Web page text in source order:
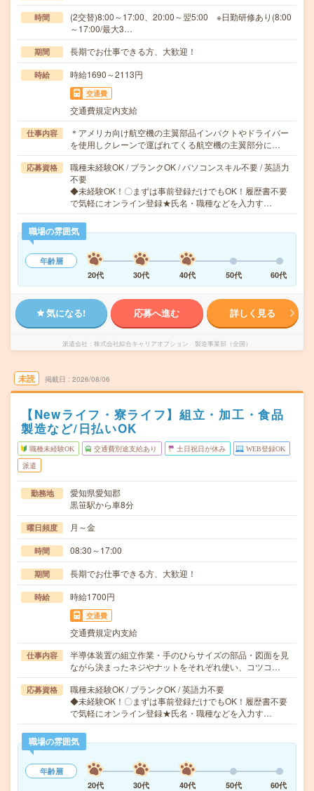
時間
(2交替)8:00～17:00、20:00～翌5:00 ※日勤研修あり(8:00
～17:00/最大3…
期間 長期でお仕事できる方、大歓迎！
時給 時給1690～2113円
交通費
交通費規定内支給
仕事内容
＊アメリカ向け航空機の主翼部品インパクトやドライバー
を使用しクレーンで運ばれてくる航空機の主翼部分に…
応募資格
職種未経験OK / ブランクOK / パソコンスキル不要 / 英語力
不要
◆未経験OK！〇まずは事前登録だけでもOK！履歴書不要
で気軽にオンライン登録★氏名・職種などを入力す…
職場の雰囲気
年齢層
20代
30代 40代 50代 60代
気になる! 応募へ進む 詳しく見る
派遣会社 株式会社綜合キャリアオプション 製造事業部（全国）
未読 掲載日 2026/08/06
【Newライフ・寮ライフ】組立・加工・食品
製造など/日払いOK
職種未経験OK 交通費別途支給あり 土日祝日が休み WEB登録OK
派遣
勤務地
愛知県愛知郡
黒笹駅から車8分
曜日頻度 月～金
時間 08:30～17:00
期間 長期でお仕事できる方、大歓迎！
時給 時給1700円
交通費
交通費規定内支給
仕事内容
半導体装置の組立作業・手のひらサイズの部品・図面を見
ながら決まったネジやナットをそれぞれ使い、コツコ…
応募資格
職種未経験OK / ブランクOK / 英語力不要
◆未経験OK！〇まずは事前登録だけでもOK！履歴書不要
で気軽にオンライン登録★氏名・職種などを入力す…
職場の雰囲気
年齢層
20代
30代 40代 50代 60代